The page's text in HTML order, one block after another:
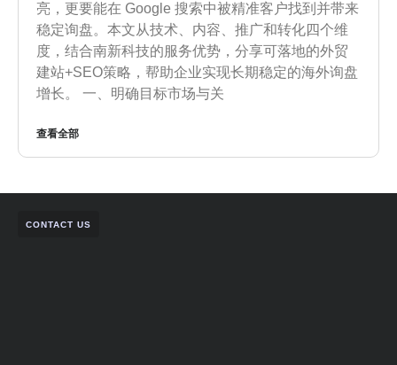
亮，更要能在 Google 搜索中被精准客户找到并带来
稳定询盘。本文从技术、内容、推广和转化四个维
度，结合南新科技的服务优势，分享可落地的外贸
建站+SEO策略，帮助企业实现长期稳定的海外询盘
增长。 一、明确目标市场与关
查看全部
CONTACT US